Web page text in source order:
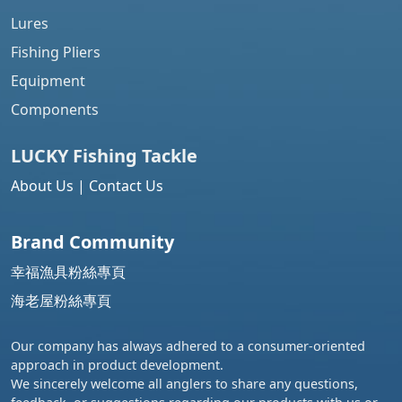
Lures
Fishing Pliers
Equipment
Components
LUCKY Fishing Tackle
About Us | Contact Us
Brand Community
幸福漁具粉絲專頁
海老屋粉絲專頁
Our company has always adhered to a consumer-oriented
approach in product development.
We sincerely welcome all anglers to share any questions,